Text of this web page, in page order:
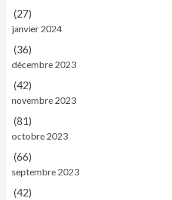
(27)
janvier 2024
(36)
décembre 2023
(42)
novembre 2023
(81)
octobre 2023
(66)
septembre 2023
(42)